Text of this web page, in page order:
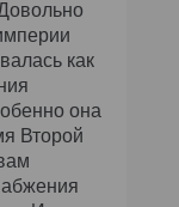
как
она
Второй